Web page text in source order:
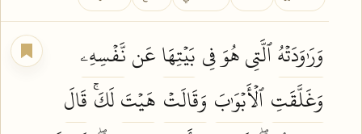
وَرَٰوَدَتۡهُٱلَّتِي هُوَ فِي بَيۡتِهَاعَننَّفۡسِهِۦ
وَغَلَّقَتِٱلۡأَبۡوَٰبَ وَقَالَتۡ هَيۡتَلَكَۚقَالَ